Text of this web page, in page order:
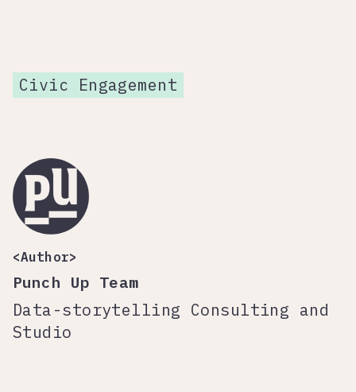
Civic Engagement
<Author>
Punch Up Team
Data-storytelling Consulting and
Studio